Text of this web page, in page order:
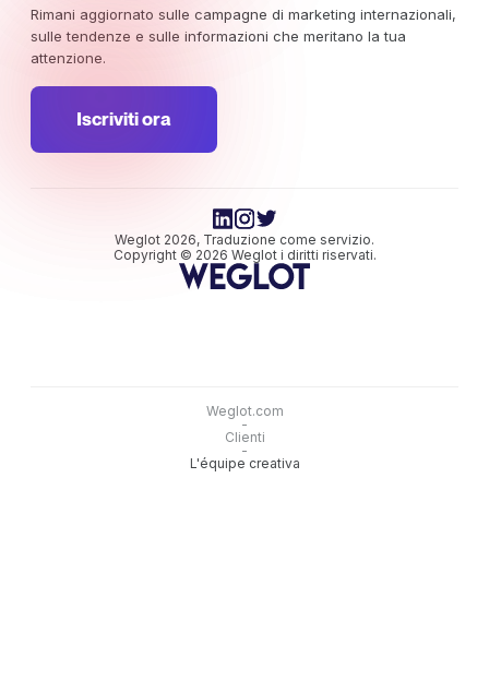
Rimani aggiornato sulle campagne di marketing internazionali,
sulle tendenze e sulle informazioni che meritano la tua
attenzione.
Iscriviti ora
Weglot 2026, Traduzione come servizio.
Copyright © 2026 Weglot i diritti riservati.
Weglot.com
-
Clienti
-
L'équipe creativa